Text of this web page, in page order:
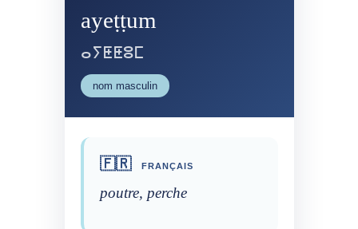
ayeṭṭum
ⴰⵢⵟⵟⵓⵎ
nom masculin
🇫🇷 FRANÇAIS
poutre, perche